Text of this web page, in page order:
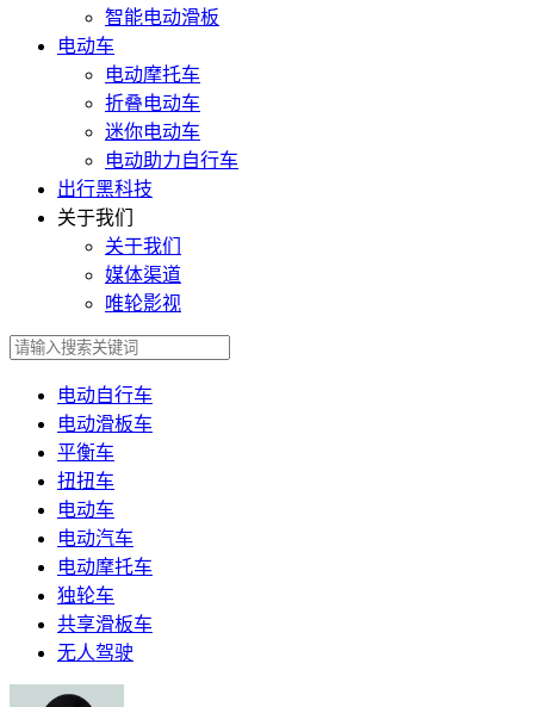
智能电动滑板
电动车
电动摩托车
折叠电动车
迷你电动车
电动助力自行车
出行黑科技
关于我们
关于我们
媒体渠道
唯轮影视
电动自行车
电动滑板车
平衡车
扭扭车
电动车
电动汽车
电动摩托车
独轮车
共享滑板车
无人驾驶